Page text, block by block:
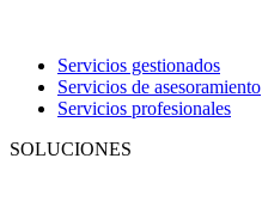
Servicios gestionados
Servicios de asesoramiento
Servicios profesionales
SOLUCIONES